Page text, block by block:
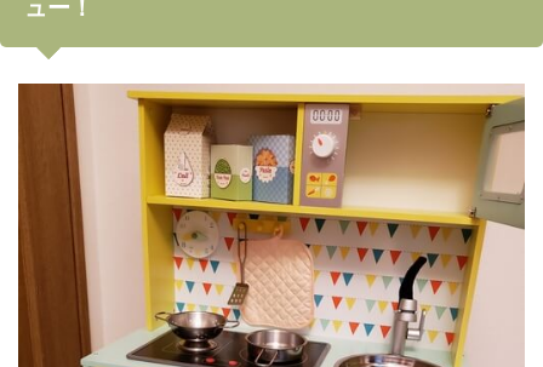
ュー！